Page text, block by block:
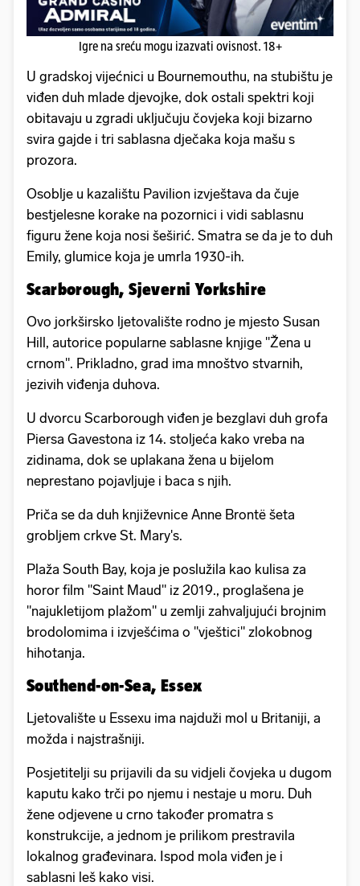
Igre na sreću mogu izazvati ovisnost. 18+
U gradskoj vijećnici u Bournemouthu, na stubištu je
viđen duh mlade djevojke, dok ostali spektri koji
obitavaju u zgradi uključuju čovjeka koji bizarno
svira gajde i tri sablasna dječaka koja mašu s
prozora.
Osoblje u kazalištu Pavilion izvještava da čuje
bestjelesne korake na pozornici i vidi sablasnu
figuru žene koja nosi šeširić. Smatra se da je to duh
Emily, glumice koja je umrla 1930-ih.
Scarborough, Sjeverni Yorkshire
Ovo jorkširsko ljetovalište rodno je mjesto Susan
Hill, autorice popularne sablasne knjige "Žena u
crnom". Prikladno, grad ima mnoštvo stvarnih,
jezivih viđenja duhova.
U dvorcu Scarborough viđen je bezglavi duh grofa
Piersa Gavestona iz 14. stoljeća kako vreba na
zidinama, dok se uplakana žena u bijelom
neprestano pojavljuje i baca s njih.
Priča se da duh književnice Anne Brontë šeta
grobljem crkve St. Mary's.
Plaža South Bay, koja je poslužila kao kulisa za
horor film "Saint Maud" iz 2019., proglašena je
"najukletijom plažom" u zemlji zahvaljujući brojnim
brodolomima i izvješćima o "vještici" zlokobnog
hihotanja.
Southend-on-Sea, Essex
Ljetovalište u Essexu ima najduži mol u Britaniji, a
možda i najstrašniji.
Posjetitelji su prijavili da su vidjeli čovjeka u dugom
kaputu kako trči po njemu i nestaje u moru. Duh
žene odjevene u crno također promatra s
konstrukcije, a jednom je prilikom prestravila
lokalnog građevinara. Ispod mola viđen je i
sablasni leš kako visi.